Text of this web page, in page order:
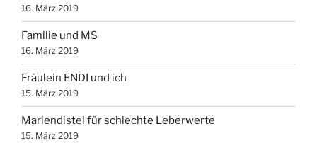
16. März 2019
Familie und MS
16. März 2019
Fräulein ENDI und ich
15. März 2019
Mariendistel für schlechte Leberwerte
15. März 2019